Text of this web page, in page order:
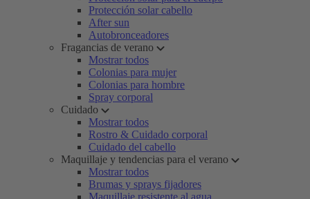
Protección solar cabello
After sun
Autobronceadores
Fragancias de verano
Mostrar todos
Colonias para mujer
Colonias para hombre
Spray corporal
Cuidado
Mostrar todos
Rostro & Cuidado corporal
Cuidado del cabello
Maquillaje y tendencias para el verano
Mostrar todos
Brumas y sprays fijadores
Maquillaje resistente al agua